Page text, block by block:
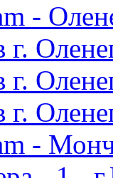
-
г.
г.
г.
-